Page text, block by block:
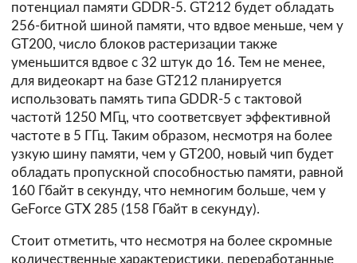
потенциал памяти GDDR-5. GT212 будет обладать
256-битной шиной памяти, что вдвое меньше, чем у
GT200, число блоков растеризации также
уменьшится вдвое с 32 штук до 16. Тем не менее,
для видеокарт на базе GT212 планируется
использовать память типа GDDR-5 с тактовой
частотй 1250 МГц, что соответсвует эффективной
частоте в 5 ГГц. Таким образом, несмотря на более
узкую шину памяти, чем у GT200, новый чип будет
обладать пропускной способностью памяти, равной
160 Гбайт в секунду, что немногим больше, чем у
GeForce GTX 285 (158 Гбайт в секунду).
Стоит отметить, что несмотря на более скромные
количественные характеристики, переработанные